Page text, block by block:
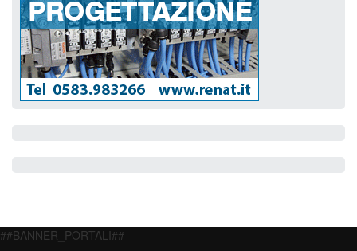
##BANNER_PORTALI##